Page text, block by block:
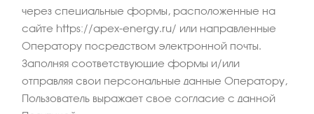
через специальные формы, расположенные на
сайте https://apex-energy.ru/ или направленные
Оператору посредством электронной почты.
Заполняя соответствующие формы и/или
отправляя свои персональные данные Оператору,
Пользователь выражает свое согласие с данной